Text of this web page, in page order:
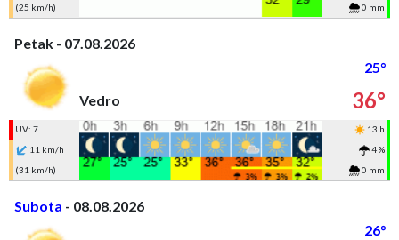
(25 km/h)
0 mm
Petak - 07.08.2026
25°
Vedro
36°
UV: 7
13 h
11 km/h
4 %
(31 km/h)
0 mm
Subota - 08.08.2026
26°